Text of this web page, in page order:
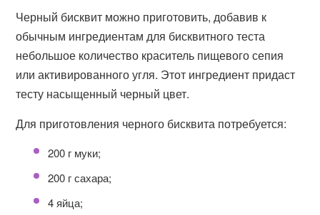
Черный бисквит можно приготовить, добавив к
обычным ингредиентам для бисквитного теста
небольшое количество краситель пищевого сепия
или активированного угля. Этот ингредиент придаст
тесту насыщенный черный цвет.
Для приготовления черного бисквита потребуется:
200 г муки;
200 г сахара;
4 яйца;